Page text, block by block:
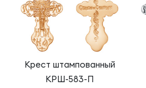
Крест штампованный
КРШ-583-П